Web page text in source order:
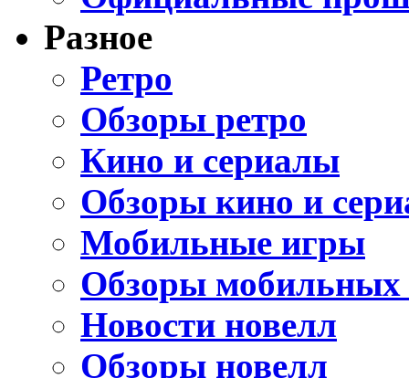
Разное
Ретро
Обзоры ретро
Кино и сериалы
Обзоры кино и
Мобильные игры
Обзоры мобильных
Новости новелл
Обзоры новелл